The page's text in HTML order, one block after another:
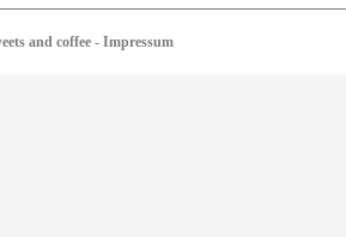
and coffee - Impressum